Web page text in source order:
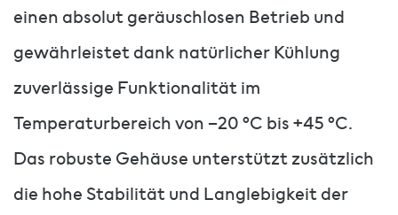
einen absolut geräuschlosen Betrieb und
gewährleistet dank natürlicher Kühlung
zuverlässige Funktionalität im
Temperaturbereich von –20 °C bis +45 °C.
Das robuste Gehäuse unterstützt zusätzlich
die hohe Stabilität und Langlebigkeit der